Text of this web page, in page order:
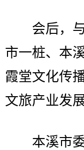
会后，与
市一桩、本
霞堂文化传
文旅产业发
本溪市委